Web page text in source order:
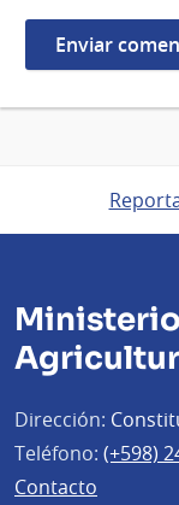
Dirección:
Teléfono: (+598)
Contacto